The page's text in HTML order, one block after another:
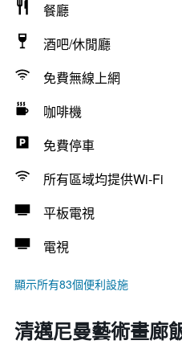
餐廳
酒吧/休閒廳
免費無線上網
咖啡機
免費停車
所有區域均提供Wi-Fi
平板電視
電視
顯示所有83個便利設施
清邁尼曼藝術畫廊